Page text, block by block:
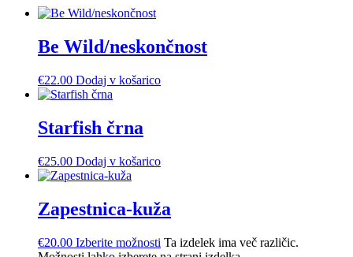
Be Wild/neskončnost
€22.00 Dodaj v košarico
Starfish črna
€25.00 Dodaj v košarico
Zapestnica-kuža
€20.00 Izberite možnosti Ta izdelek ima več različic.